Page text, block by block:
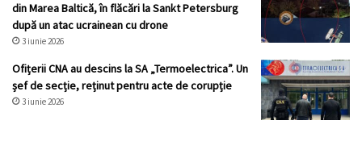
din Marea Baltică, în flăcări la Sankt Petersburg
după un atac ucrainean cu drone
3 iunie 2026
Ofițerii CNA au descins la SA „Termoelectrica”. Un
șef de secție, reținut pentru acte de corupție
3 iunie 2026